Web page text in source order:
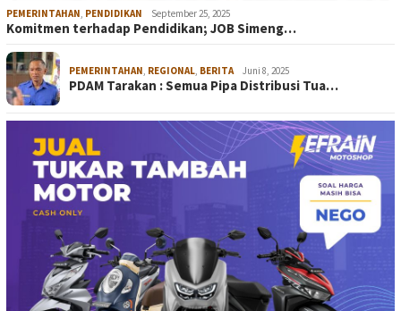
PEMERINTAHAN PENDIDIKAN September 25, 2025
Komitmen terhadap Pendidikan; JOB Simeng…
PEMERINTAHAN REGIONAL BERITA Juni 8, 2025
PDAM Tarakan : Semua Pipa Distribusi Tua…